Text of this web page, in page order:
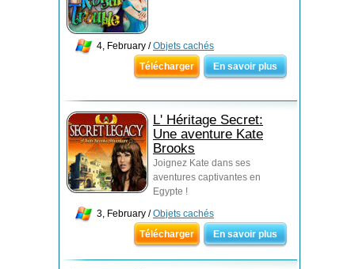
4, February /Objets cachés
Télécharger
En savoir plus
L' Héritage Secret:
Une aventure Kate
Brooks
Joignez Kate dans ses
aventures captivantes en
Egypte !
3, February /Objets cachés
Télécharger
En savoir plus